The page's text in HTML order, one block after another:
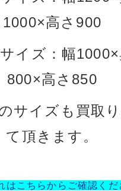
1000×高さ900
イズ：幅1000×
800×高さ850
サイズも買取
て頂きます。
はこちらからご確認くだ